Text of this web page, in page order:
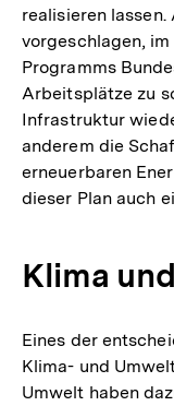
realisieren
vorgeschlagen,
Programms
Arbeitsplätze zu
Infrastruktur
anderem die
erneuerbaren
dieser Plan auch
Klima
Eines der
Klima- und
Umwelt haben